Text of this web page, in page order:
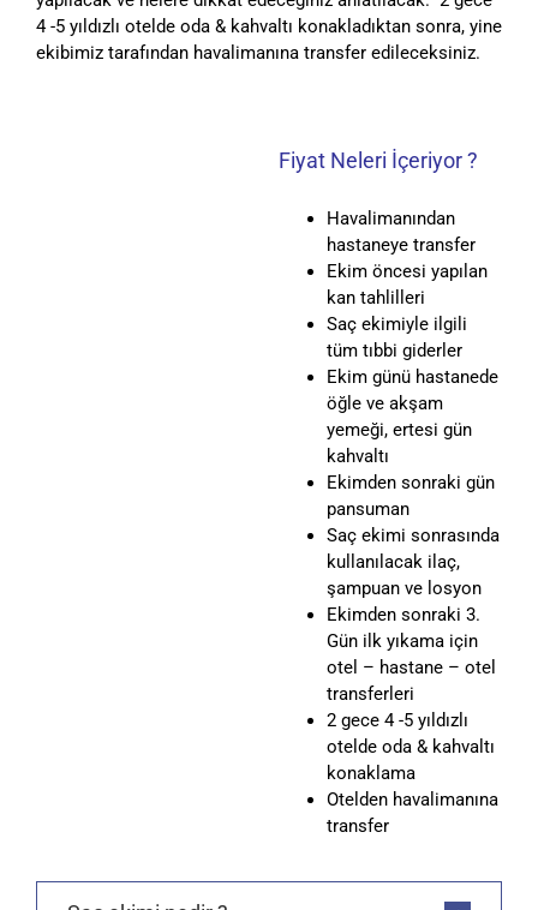
4 -5 yıldızlı otelde oda & kahvaltı konakladıktan sonra, yine
ekibimiz tarafından havalimanına transfer edileceksiniz.
Fiyat Neleri İçeriyor ?
Havalimanından
hastaneye transfer
Ekim öncesi yapılan
kan tahlilleri
Saç ekimiyle ilgili
tüm tıbbi giderler
Ekim günü hastanede
öğle ve akşam
yemeği, ertesi gün
kahvaltı
Ekimden sonraki gün
pansuman
Saç ekimi sonrasında
kullanılacak ilaç,
şampuan ve losyon
Ekimden sonraki 3.
Gün ilk yıkama için
otel – hastane – otel
transferleri
2 gece 4 -5 yıldızlı
otelde oda & kahvaltı
konaklama
Otelden havalimanına
transfer